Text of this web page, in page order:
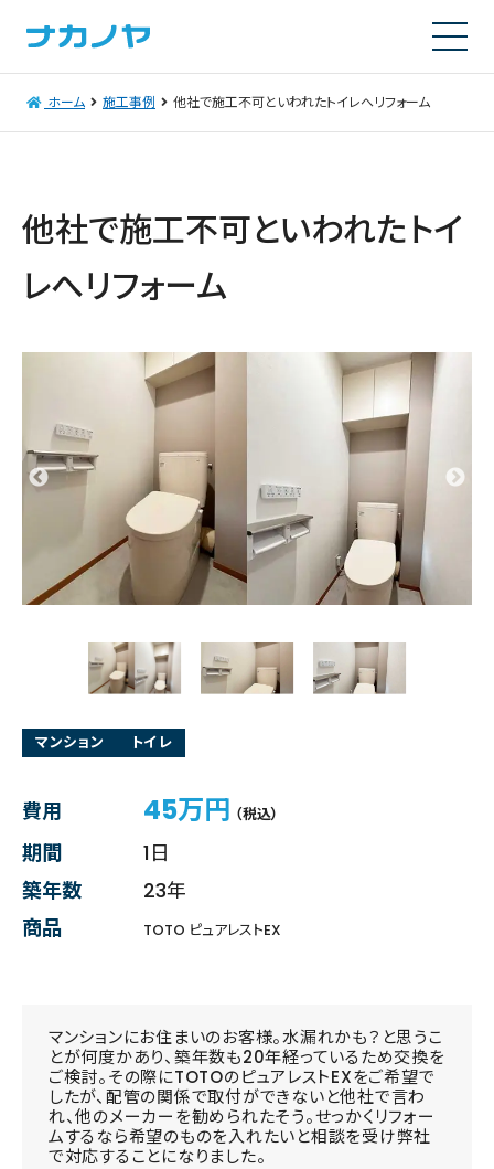
ホーム 施工事例 他社で施工不可といわれたトイレへリフォーム
他社で施工不可といわれたトイ
レへリフォーム
マンション トイレ
費用 45万円 （税込）
期間
1日
築年数
23年
商品
TOTO ピュアレストEX
マンションにお住まいのお客様。水漏れかも？と思うこ
とが何度かあり、築年数も20年経っているため交換を
ご検討。その際にTOTOのピュアレストEXをご希望で
したが、配管の関係で取付ができないと他社で言わ
れ、他のメーカーを勧められたそう。せっかくリフォー
ムするなら希望のものを入れたいと相談を受け弊社
で対応することになりました。